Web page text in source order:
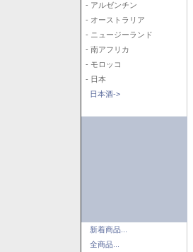
- アルゼンチン
- オーストラリア
- ニュージーランド
- 南アフリカ
- モロッコ
- 日本
日本酒->
新着商品...
全商品...